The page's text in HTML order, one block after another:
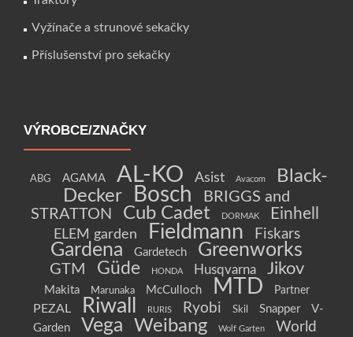
Vyžínače a strunové sekačky
Příslušenství pro sekačky
VÝROBCE/ZNAČKY
ABG AGAMA AL-KO Asist Avacom
Black-
Decker
Bosch
BRIGGS and
STRATTON
Cub Cadet DORMAK Einhell
ELEM garden Fieldmann Fiskars
Gardena Gardetech Greenworks
GTM Güde HONDA Husqvarna Jikov
Makita Marunaka McCulloch MTD Partner
PEZAL Riwall RURIS Ryobi Skil Snapper
V-
Garden
Vega Weibang Wolf Garten World